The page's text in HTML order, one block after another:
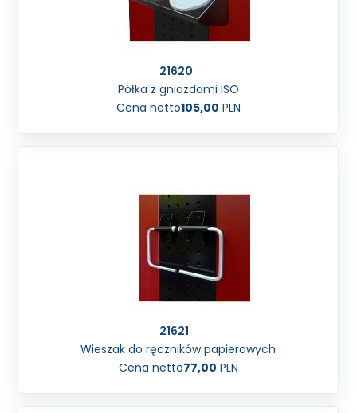
21620
Półka z gniazdami ISO
Cena netto105,00 PLN
21621
Wieszak do ręczników papierowych
Cena netto77,00 PLN